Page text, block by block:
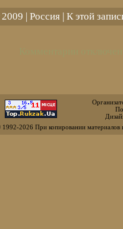
| Россия| К этой
1992-2026 При копировании материалов